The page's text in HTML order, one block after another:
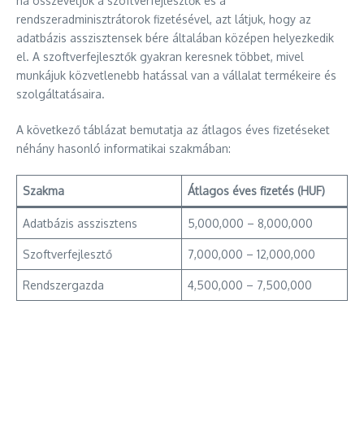
rendszeradminisztrátorok fizetésével, azt látjuk, hogy az
adatbázis asszisztensek bére általában középen helyezkedik
el. A szoftverfejlesztők gyakran keresnek többet, mivel
munkájuk közvetlenebb hatással van a vállalat termékeire és
szolgáltatásaira.
A következő táblázat bemutatja az átlagos éves fizetéseket
néhány hasonló informatikai szakmában:
Szakma Átlagos éves fizetés (HUF)
Adatbázis asszisztens 5,000,000 – 8,000,000
Szoftverfejlesztő 7,000,000 – 12,000,000
Rendszergazda 4,500,000 – 7,500,000